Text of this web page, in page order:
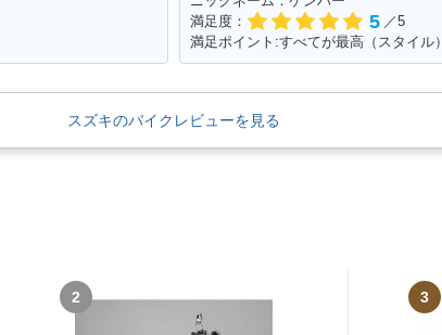
満足度：
5 ／5
満足ポイント:すべてが最高（スタイル）
スズキのバイクレビューを見る
2 3